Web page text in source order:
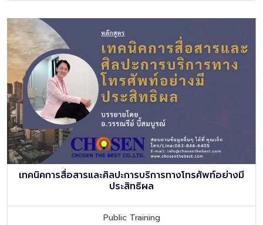
เทคนิคการสื่อสารและศิลปะการบริการทางโทรศัพท์อย่างมี
ประสิทธิผล
Public Training